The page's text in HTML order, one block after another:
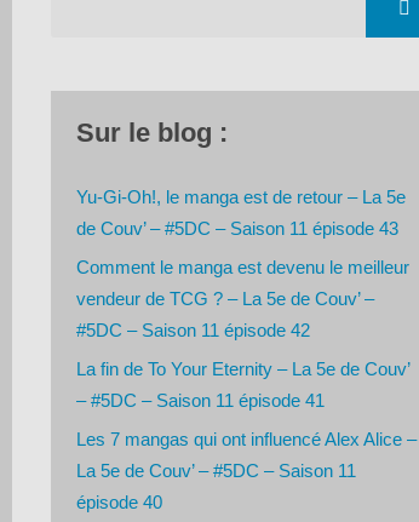
Sur le blog :
Yu-Gi-Oh!, le manga est de retour – La 5e
de Couv’ – #5DC – Saison 11 épisode 43
Comment le manga est devenu le meilleur
vendeur de TCG ? – La 5e de Couv’ –
#5DC – Saison 11 épisode 42
La fin de To Your Eternity – La 5e de Couv’
– #5DC – Saison 11 épisode 41
Les 7 mangas qui ont influencé Alex Alice –
La 5e de Couv’ – #5DC – Saison 11
épisode 40